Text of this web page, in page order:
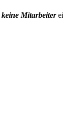
keine Mitarbeiter